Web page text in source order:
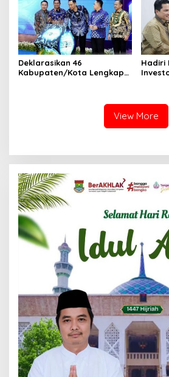
Deklarasikan 46
Kabupaten/Kota Lengkap
Hadiri
View More